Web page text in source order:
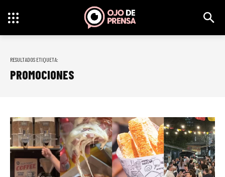
RESULTADOS ETIQUETA:
PROMOCIONES